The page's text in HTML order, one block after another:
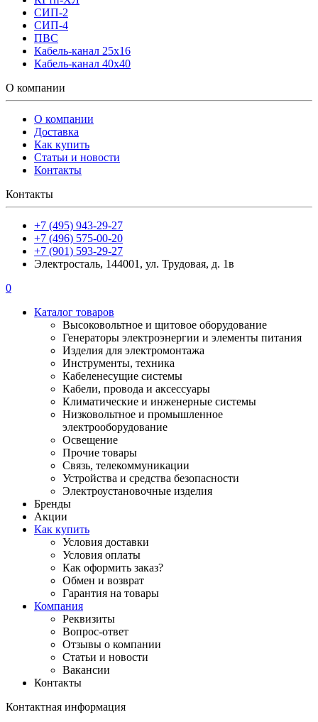
СИП-2
СИП-4
ПВС
Кабель-канал 25х16
Кабель-канал 40х40
О компании
О компании
Доставка
Как купить
Статьи и новости
Контакты
Контакты
+7 (495) 943-29-27
+7 (496) 575-00-20
+7 (901) 593-29-27
Электросталь, 144001, ул. Трудовая, д. 1в
0
Каталог товаров
Высоковольтное и щитовое оборудование
Генераторы электроэнергии и элементы питания
Изделия для электромонтажа
Инструменты, техника
Кабеленесущие системы
Кабели, провода и аксессуары
Климатические и инженерные системы
Низковольтное и промышленное
электрооборудование
Освещение
Прочие товары
Связь, телекоммуникации
Устройства и средства безопасности
Электроустановочные изделия
Бренды
Акции
Как купить
Условия доставки
Условия оплаты
Как оформить заказ?
Обмен и возврат
Гарантия на товары
Компания
Реквизиты
Вопрос-ответ
Отзывы о компании
Статьи и новости
Вакансии
Контакты
Контактная информация